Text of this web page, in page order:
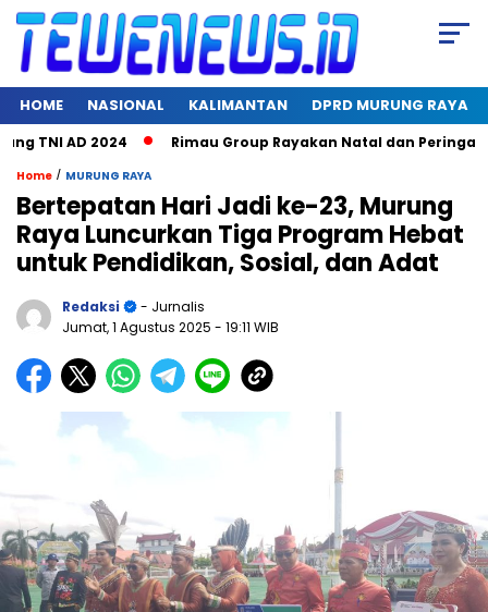
HOME NASIONAL KALIMANTAN DPRD MURUNG RAYA
AD 2024 Rimau Group Rayakan Natal dan Peringati
Home / MURUNG RAYA
Bertepatan Hari Jadi ke-23, Murung
Raya Luncurkan Tiga Program Hebat
untuk Pendidikan, Sosial, dan Adat
Redaksi
- Jurnalis
Jumat, 1 Agustus 2025 - 19:11 WIB